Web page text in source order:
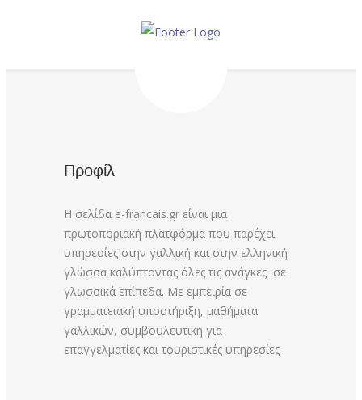
Προφίλ
Η σελίδα e-francais.gr είναι μια
πρωτοποριακή πλατφόρμα που παρέχει
υπηρεσίες στην γαλλική και στην ελληνική
γλώσσα καλύπτοντας όλες τις ανάγκες σε
γλωσσικά επίπεδα. Με εμπειρία σε
γραμματειακή υποστήριξη, μαθήματα
γαλλικών, συμβουλευτική για
επαγγελματίες και τουριστικές υπηρεσίες